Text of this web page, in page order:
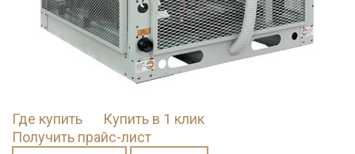
Где купить
Купить в 1 клик
Получить прайс-лист